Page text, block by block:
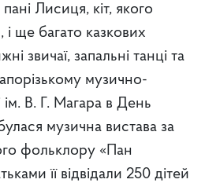
Лисиця, кіт, якого
ще багато казкових
звичаї, запальні танці та
музично-
В. Г. Магара в День
музична вистава за
фольклору «Пан
її відвідали 250 дітей